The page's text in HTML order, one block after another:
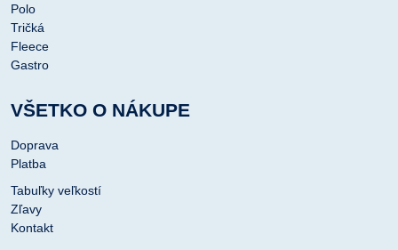
Polo
Tričká
Fleece
Gastro
VŠETKO O NÁKUPE
Doprava
Platba
Tabuľky veľkostí
Zľavy
Kontakt